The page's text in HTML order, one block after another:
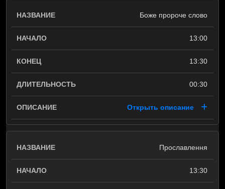
Боже пророче слово
13:00
13:30
00:30
Открыть описание
Прославлення
13:30